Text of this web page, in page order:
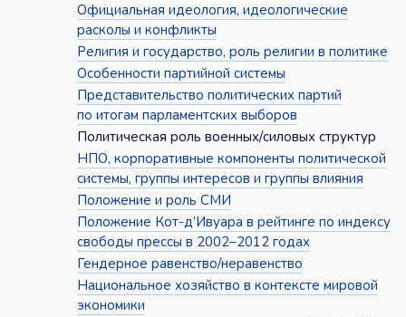
Официальная идеология, идеологические
расколы и конфликты
Религия и государство, роль религии в политике
Особенности партийной системы
Представительство политических партий
по итогам парламентских выборов
Политическая роль военных/силовых структур
НПО, корпоративные компоненты политической
системы, группы интересов и группы влияния
Положение и роль СМИ
Положение Кот-д’Ивуара в рейтинге по индексу
свободы прессы в 2002–2012 годах
Гендерное равенство/неравенство
Национальное хозяйство в контексте мировой
экономики